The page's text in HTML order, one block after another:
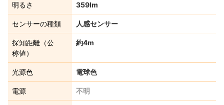
明るさ 359lm
センサーの種類 人感センサー
探知距離（公
称値）
約4m
光源色 電球色
電源 不明